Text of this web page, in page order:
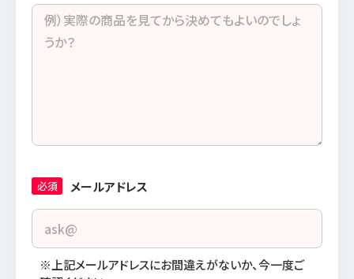
メールアドレス
必須
※上記メールアドレスにお間違えがないか、今一度ご